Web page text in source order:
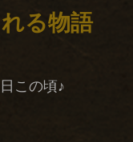
る物語
この頃♪